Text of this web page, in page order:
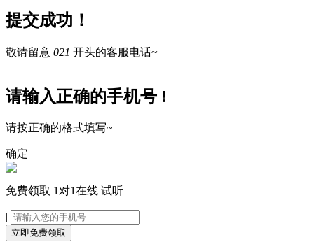
提交成功！
敬请留意 021 开头的客服电话~
请输入正确的手机号 !
请按正确的格式填写~
确定
免费领取 1对1在线 试听
|
立即免费领取